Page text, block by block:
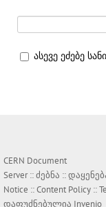
ასევე ეძებე
CERN Document
Server ::ძებნა ::
Notice ::Content Policy ::
დაფუძნებულია Invenio